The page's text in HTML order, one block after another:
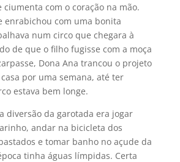
ciumenta com o coração na mão.
enrabichou com uma bonita
num circo que chegara à
de que o filho fugisse com a moça
Dona Ana trancou o projeto
por uma semana, até ter
estava bem longe.
diversão da garotada era jogar
andar na bicicleta dos
e tomar banho no açude da
tinha águas límpidas. Certa